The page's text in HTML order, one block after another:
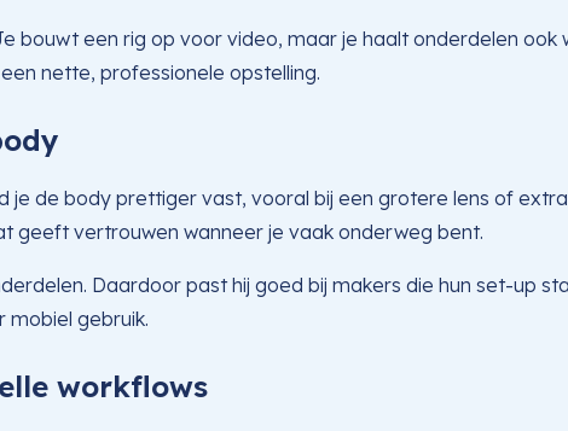
bouwt een rig op voor video, maar je haalt onderdelen ook
nette, professionele opstelling.
de body prettiger vast, vooral bij een grotere lens of
geeft vertrouwen wanneer je vaak onderweg bent.
Daardoor past hij goed bij makers die hun set-up
gebruik.
workflows